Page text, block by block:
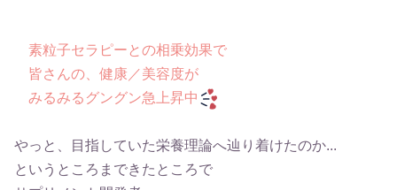
素粒子セラピーとの相乗効果で
皆さんの、健康／美容度が
みるみるグングン急上昇中
やっと、目指していた栄養理論へ辿り着けたのか...
というところまできたところで